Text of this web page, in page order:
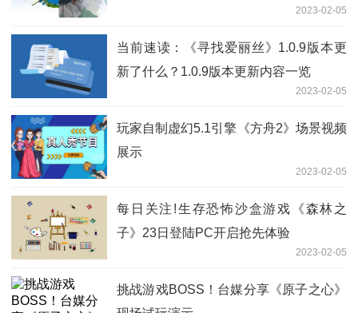
2023-02-05
当前速读：《寻找爱丽丝》1.0.9版本更
新了什么？1.0.9版本更新内容一览
2023-02-05
玩家自制虚幻5.1引擎《方舟2》场景视频
展示
2023-02-05
每日关注!生存恐怖沙盒游戏《森林之
子》23日登陆PC开启抢先体验
2023-02-05
挑战游戏BOSS！台媒分享《原子之心》